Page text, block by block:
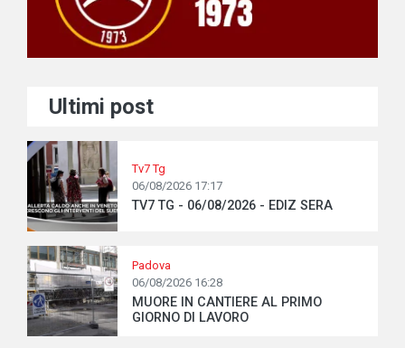
Ultimi post
Tv7 Tg
06/08/2026 17:17
TV7 TG - 06/08/2026 - EDIZ SERA
Padova
06/08/2026 16:28
MUORE IN CANTIERE AL PRIMO
GIORNO DI LAVORO